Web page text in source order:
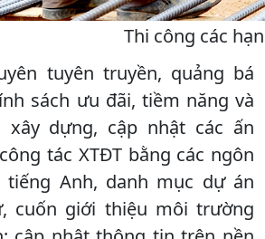
Thi công các
tuyên truyền, quảng bá
sách ưu đãi, tiềm năng và
dựng, cập nhật các ấn
tác XTĐT bằng các ngôn
tiếng Anh, danh mục dự án
cuốn giới thiệu môi trường